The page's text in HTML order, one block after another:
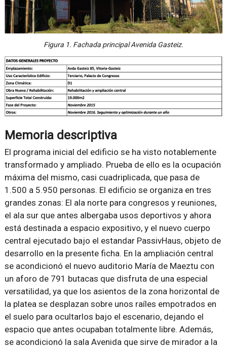
Figura 1. Fachada principal Avenida Gasteiz.
Memoria descriptiva
El programa inicial del edificio se ha visto notablemente
transformado y ampliado. Prueba de ello es la ocupación
máxima del mismo, casi cuadriplicada, que pasa de
1.500 a 5.950 personas. El edificio se organiza en tres
grandes zonas: El ala norte para congresos y reuniones,
el ala sur que antes albergaba usos deportivos y ahora
está destinada a espacio expositivo, y el nuevo cuerpo
central ejecutado bajo el estandar PassivHaus, objeto de
desarrollo en la presente ficha. En la ampliación central
se acondicionó el nuevo auditorio María de Maeztu con
un aforo de 791 butacas que disfruta de una especial
versatilidad, ya que los asientos de la zona horizontal de
la platea se desplazan sobre unos raíles empotrados en
el suelo para ocultarlos bajo el escenario, dejando el
espacio que antes ocupaban totalmente libre. Además,
se acondicionó la sala Avenida que sirve de mirador a la